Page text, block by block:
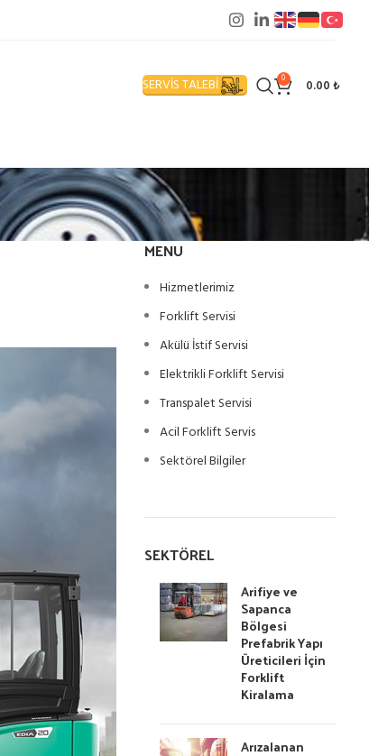
SERVİS TALEBİ 0 0.00₺
MENU
Hizmetlerimiz
Forklift Servisi
Akülü İstif Servisi
Elektrikli Forklift Servisi
Transpalet Servisi
Acil Forklift Servis
Sektörel Bilgiler
SEKTÖREL
Arifiye ve
Sapanca
Bölgesi
Prefabrik Yapı
Üreticileri İçin
Forklift
Kiralama
Arızalanan